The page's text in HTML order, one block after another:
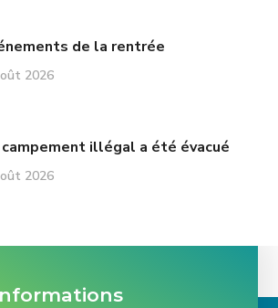
de la rentrée
2026
campement illégal a été évacué
2026